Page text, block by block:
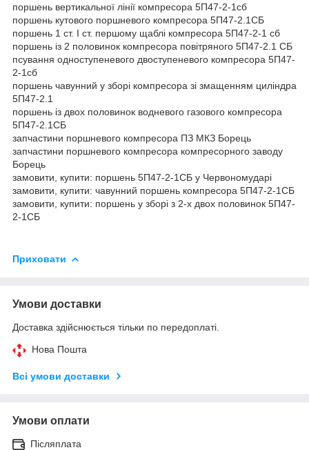
поршень вертикальної лінії компресора 5П47-2-1сб
поршень кутового поршневого компресора 5П47-2.1СБ
поршень 1 ст. I ст. першому щаблі компресора 5П47-2-1 сб
поршень із 2 половинок компресора повітряного 5П47-2.1 СБ
псування одноступеневого двоступеневого компресора 5П47-
2-1сб
поршень чавунний у зборі компресора зі змащенням циліндра
5П47-2.1
поршень із двох половинок водневого газового компресора
5П47-2.1СБ
запчастини поршневого компресора ПЗ МКЗ Борець
запчастини поршневого компресора компресорного заводу
Борець
замовити, купити: поршень 5П47-2-1СБ у Червономударі
замовити, купити: чавунний поршень компресора 5П47-2-1СБ
замовити, купити: поршень у зборі з 2-х двох половинок 5П47-
2-1СБ
Приховати
Умови доставки
Доставка здійснюється тільки по передоплаті.
Нова Пошта
Всі умови доставки
Умови оплати
Післяплата